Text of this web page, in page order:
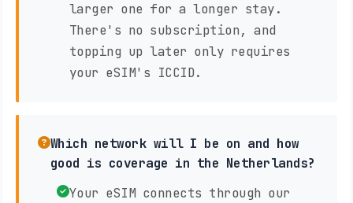
larger one for a longer stay.
There's no subscription, and
topping up later only requires
your eSIM's ICCID.
Which network will I be on and how
good is coverage in the Netherlands?
Your eSIM connects through our